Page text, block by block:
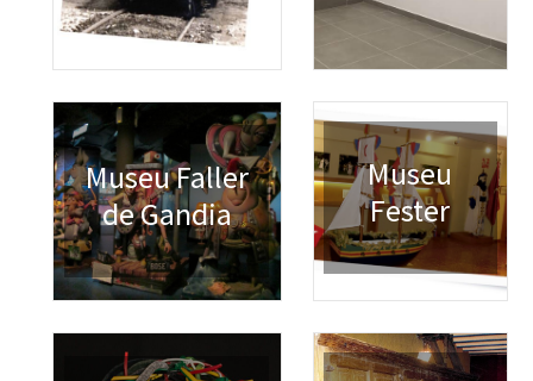
Museu Faller
de Gandia
Museu
Fester